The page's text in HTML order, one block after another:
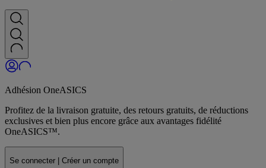
Adhésion OneASICS
Profitez de la livraison gratuite, des retours gratuits, de réductions
exclusives et bien plus encore grâce aux avantages fidélité
OneASICS™.
Se connecter | Créer un compte